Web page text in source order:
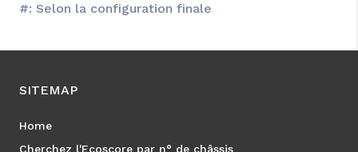
#: Selon la configuration finale
SITEMAP
Home
Cherchez l'Ecoscore par n° de châssis